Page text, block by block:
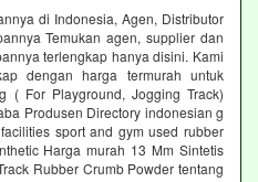
di Indonesia, Agen, Distributor
Temukan agen, supplier dan
terlengkap hanya disini. Kami
dengan harga termurah untuk
( For Playground, Jogging Track)
Produsen Directory indonesian g
sport and gym used rubber
Harga murah 13 Mm Sintetis
Rubber Crumb Powder tentang